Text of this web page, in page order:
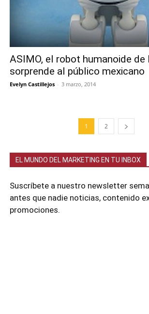
ASIMO, el robot humanoide de
sorprende al público mexicano
Evelyn Castillejos - 3 marzo, 2014
1 2
EL MUNDO DEL MARKETING EN TU INBOX
Suscríbete a nuestro newsletter
antes que nadie noticias, contenido
promociones.